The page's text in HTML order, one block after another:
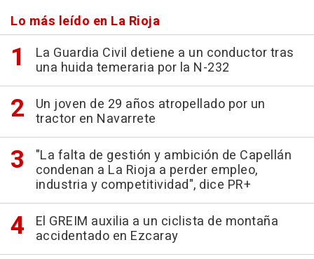
Lo más leído en La Rioja
La Guardia Civil detiene a un conductor tras
una huida temeraria por la N-232
Un joven de 29 años atropellado por un
tractor en Navarrete
"La falta de gestión y ambición de Capellán
condenan a La Rioja a perder empleo,
industria y competitividad", dice PR+
El GREIM auxilia a un ciclista de montaña
accidentado en Ezcaray